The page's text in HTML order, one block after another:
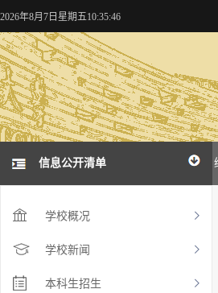
2026年8月7日星期五10:35:47
况 学校新闻 本科招生 研究生招生
信息公开清单
学校概况
学校新闻
本科生招生